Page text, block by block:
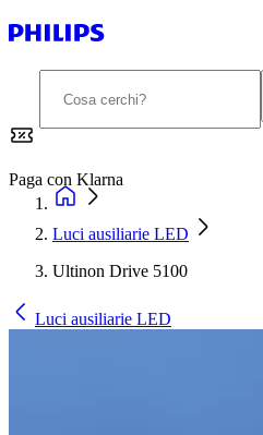
Paga con Klarna
Luci ausiliarie LED
Ultinon Drive 5100
Luci ausiliarie LED